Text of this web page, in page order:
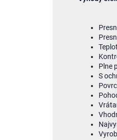
Plne
S
P